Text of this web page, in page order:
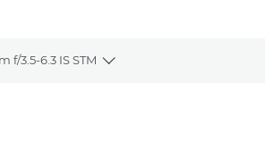
f/3.5-6.3 IS STM
Toggle breadcrumbs